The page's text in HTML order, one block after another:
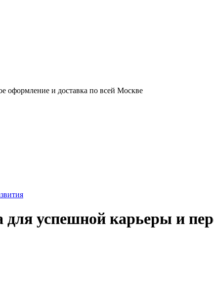
оформление и доставка по всей Москве
успешной карьеры и